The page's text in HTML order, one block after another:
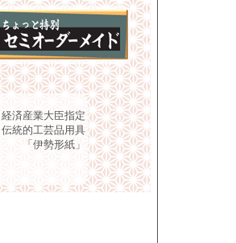
経済産業大臣指定
伝統的工芸品用具
「伊勢形紙」